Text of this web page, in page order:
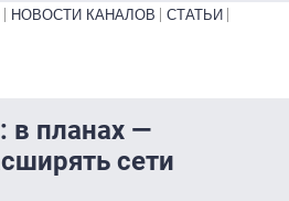
НОВОСТИ КАНАЛОВ
СТАТЬИ
в планах —
сети